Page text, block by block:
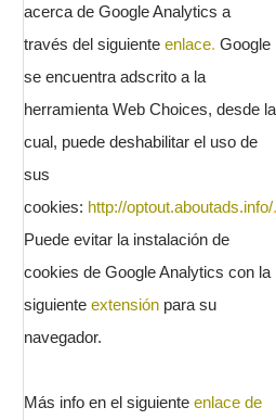
acerca de Google Analytics a
través del siguiente enlace. Google
se encuentra adscrito a la
herramienta Web Choices, desde la
cual, puede deshabilitar el uso de
sus
cookies: http://optout.aboutads.info/.
Puede evitar la instalación de
cookies de Google Analytics con la
siguiente extensión para su
navegador.
Más info en el siguiente enlace de